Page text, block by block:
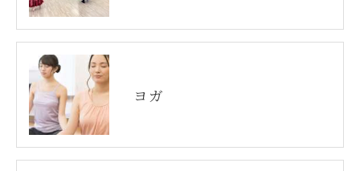
ヨガ